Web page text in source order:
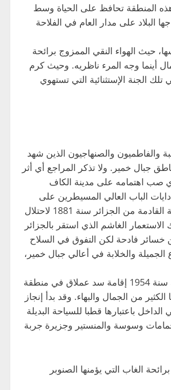
المنطقة تحافظ على الحياة وسط
البلاد على مدار العام في الفلاحة
حيث الهواء النقي الممزوج برائحة
أينما وجه المرء ناظريه. وحيث كرم
الجنة الإستثنائية التي تستهوي
والفاطميون والصنهاجيون الذين شهد
جبال خمير. ولا تذكر المراجع أي أثر
صب اهتمامه على مدينة الكاف
الباب العالي المسيطرين على
الجزائر. وتذكر كتب التاريخ التصدي البطولي لقبائل جبال خمير للجيوش الفرنسية القادمة من الجزائر سنة 1881 لاحتلال
الغاشم الذي استقر بالجزائر
فادحة لكن التفوق في السلاح
والخلابة في أعالي جبال خمير،
ونتيجة لوفرة المياه بالمنطقة ورغبة في استغلالها الاستغلال الأمثل قررت الدولة سنة 1954 إقامة سد عملاق في منطقة
من الجمال والبهاء. وقد بدأ إنجاز
بها في الداخل باعتبارها قطبا للسياحة البديلة
وسوسة والمنستير وجزيرة جربة
الغاب التي يؤمنها الصنوبر